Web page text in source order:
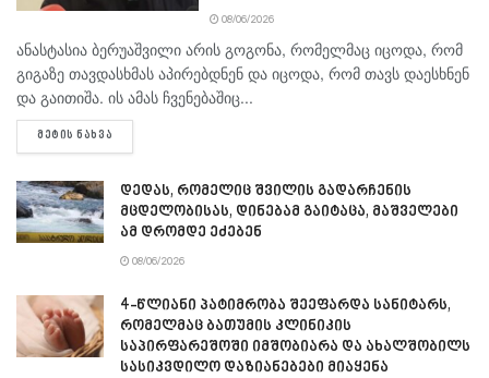
08/06/2026
ანასტასია ბერუაშვილი არის გოგონა, რომელმაც იცოდა, რომ
გიგაზე თავდასხმას აპირებდნენ და იცოდა, რომ თავს დაესხნენ
და გაითიშა. ის ამას ჩვენებაშიც...
ᲛᲔᲢᲘᲡ ᲜᲐᲮᲕᲐ
დედას, რომელიც შვილის გადარჩენის
მცდელობისას, დინებამ გაიტაცა, მაშველები
ამ დრომდე ეძებენ
08/06/2026
4-წლიანი პატიმრობა შეეფარდა სანიტარს,
რომელმაც ბათუმის კლინიკის
საპირფარეშოში იმშობიარა და ახალშობილს
სასიკვდილო დაზიანებები მიაყენა